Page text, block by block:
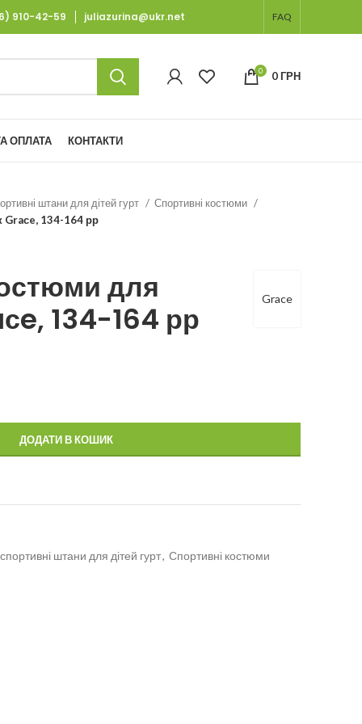
910-42-59 juliazurina@ukr.net FAQ
0 0ГРН
ОПЛАТА КОНТАКТИ
штани для дітей гурт
Спортивні костюми
Graсe, 134-164 рр
Grace
для
134-164 рр
ДОДАТИ В КОШИК
штани для дітей гурт, Спортивні костюми